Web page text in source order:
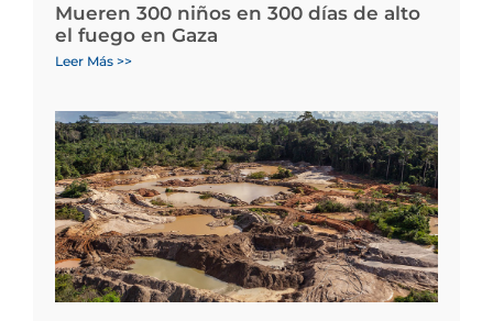
Mueren 300 niños en 300 días de alto
el fuego en Gaza
Leer Más >>